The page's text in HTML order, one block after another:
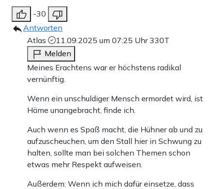
-30
Antworten
Atlas
11.09.2025 um 07:25 Uhr330T
Melden
Meines Erachtens war er höchstens radikal
vernünftig.
Wenn ein unschuldiger Mensch ermordet wird, ist
Häme unangebracht, finde ich.
Auch wenn es Spaß macht, die Hühner ab und zu
aufzuscheuchen, um den Stall hier in Schwung zu
halten, sollte man bei solchen Themen schon
etwas mehr Respekt aufweisen.
Außerdem: Wenn ich mich dafür einsetze, dass